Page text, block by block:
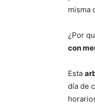
misma
¿Por
con
Esta
día de